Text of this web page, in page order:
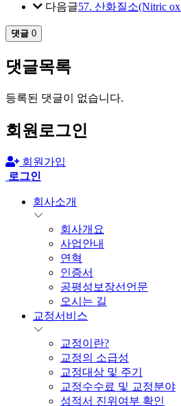
다음글57. 산화질소(Nitric
댓글 0
댓글목록
등록된 댓글이 없습니다.
회원로그인
회원가입
로그인
회사소개
회사개요
사업안내
연혁
인증서
공평성보장선언문
오시는 길
교정서비스
교정이란?
교정의 소급성
교정대상 및 주기
교정수수료 및 교정분야
성적서 진위여부 확인